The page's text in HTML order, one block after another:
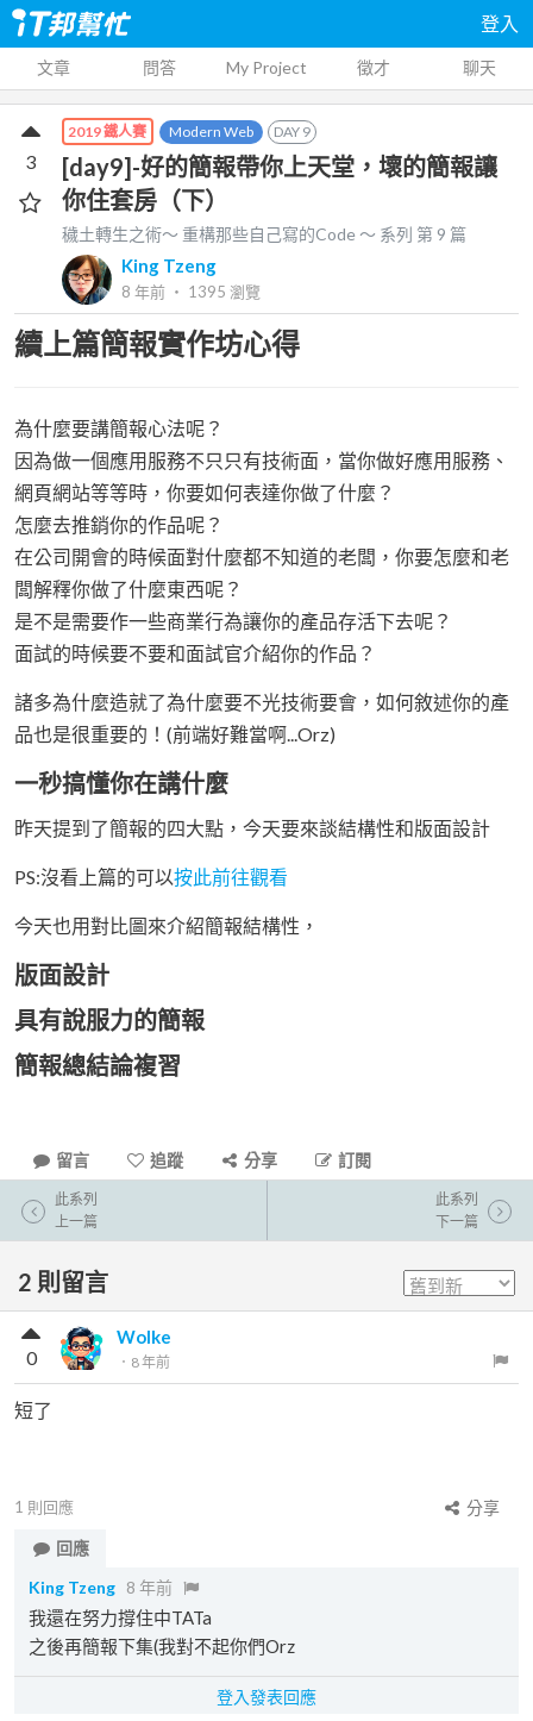
登入
文章 問答 My Project 徵才 聊天
2019 鐵人賽 Modern Web DAY 9
[day9]-好的簡報帶你上天堂，壞的簡報讓
你住套房（下）
穢土轉生之術～ 重構那些自己寫的Code ～ 系列 第 9 篇
King Tzeng
8 年前 ‧ 1395 瀏覽
3
續上篇簡報實作坊心得
為什麼要講簡報心法呢？
因為做一個應用服務不只只有技術面，當你做好應用服務、
網頁網站等等時，你要如何表達你做了什麼？
怎麼去推銷你的作品呢？
在公司開會的時候面對什麼都不知道的老闆，你要怎麼和老
闆解釋你做了什麼東西呢？
是不是需要作一些商業行為讓你的產品存活下去呢？
面試的時候要不要和面試官介紹你的作品？
諸多為什麼造就了為什麼要不光技術要會，如何敘述你的產
品也是很重要的！(前端好難當啊...Orz)
一秒搞懂你在講什麼
昨天提到了簡報的四大點，今天要來談結構性和版面設計
PS:沒看上篇的可以按此前往觀看
今天也用對比圖來介紹簡報結構性，
版面設計
具有說服力的簡報
簡報總結論複習
留言 追蹤 分享 訂閱
此系列
上一篇
此系列
下一篇
2 則留言
Wolke
． 8 年前
0
短了
1 則回應
分享
回應
King Tzeng 8 年前
我還在努力撐住中TATa
之後再簡報下集(我對不起你們Orz
登入發表回應